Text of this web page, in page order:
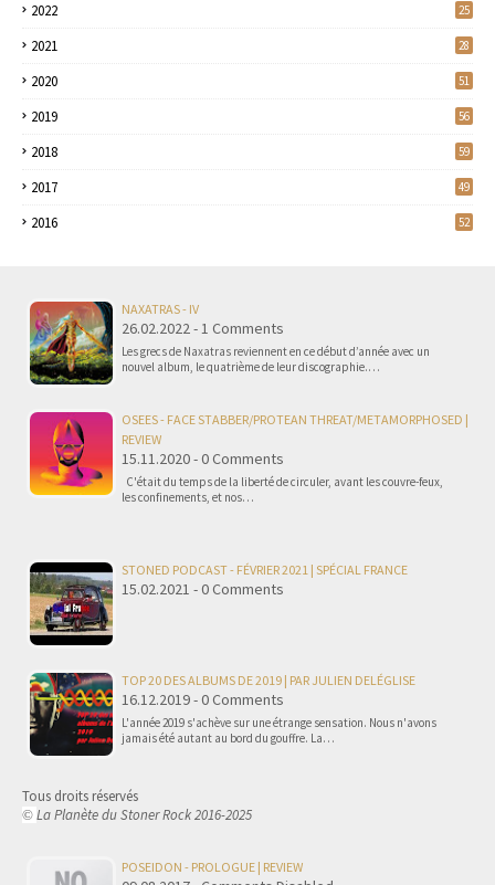
2022 25
2021 28
2020 51
2019 56
2018 59
2017 49
2016 52
NAXATRAS - IV
26.02.2022 - 1 Comments
Les grecs de Naxatras reviennent en ce début d’année avec un
nouvel album, le quatrième de leur discographie.…
OSEES - FACE STABBER/PROTEAN THREAT/METAMORPHOSED |
REVIEW
15.11.2020 - 0 Comments
C'était du temps de la liberté de circuler, avant les couvre-feux,
les confinements, et nos…
STONED PODCAST - FÉVRIER 2021 | SPÉCIAL FRANCE
15.02.2021 - 0 Comments
TOP 20 DES ALBUMS DE 2019 | PAR JULIEN DELÉGLISE
16.12.2019 - 0 Comments
L'année 2019 s'achève sur une étrange sensation. Nous n'avons
jamais été autant au bord du gouffre. La…
Tous droits réservés
© La Planète du Stoner Rock 2016-2025
POSEIDON - PROLOGUE | REVIEW